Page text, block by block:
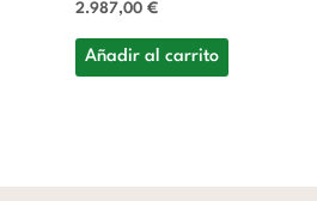
2.987,00€
Añadir al carrito